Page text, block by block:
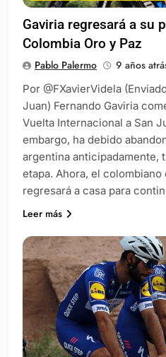
Gaviria regresará a su
Colombia Oro y Paz
Pablo Palermo 9 años
Por @FXavierVidela
Juan) Fernando Gaviria
Vuelta Internacional a San
embargo, ha debido
argentina anticipadamente,
etapa. Ahora, el
regresará a casa para
Leer más